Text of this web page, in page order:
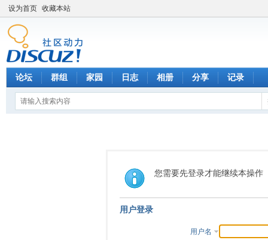
设为首页 收藏本站
论坛 群组 家园 日志 相册 分享 记录
您需要先登录才能继续本操作
用户登录
用户名